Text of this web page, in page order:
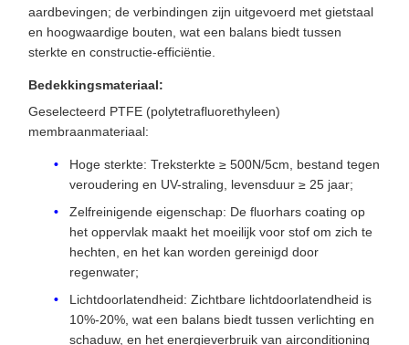
aardbevingen; de verbindingen zijn uitgevoerd met gietstaal
en hoogwaardige bouten, wat een balans biedt tussen
sterkte en constructie-efficiëntie.
Bedekkingsmateriaal:
Geselecteerd PTFE (polytetrafluorethyleen)
membraanmateriaal:
Hoge sterkte: Treksterkte ≥ 500N/5cm, bestand tegen
veroudering en UV-straling, levensduur ≥ 25 jaar;
Zelfreinigende eigenschap: De fluorhars coating op
het oppervlak maakt het moeilijk voor stof om zich te
hechten, en het kan worden gereinigd door
regenwater;
Lichtdoorlatendheid: Zichtbare lichtdoorlatendheid is
10%-20%, wat een balans biedt tussen verlichting en
schaduw, en het energieverbruik van airconditioning